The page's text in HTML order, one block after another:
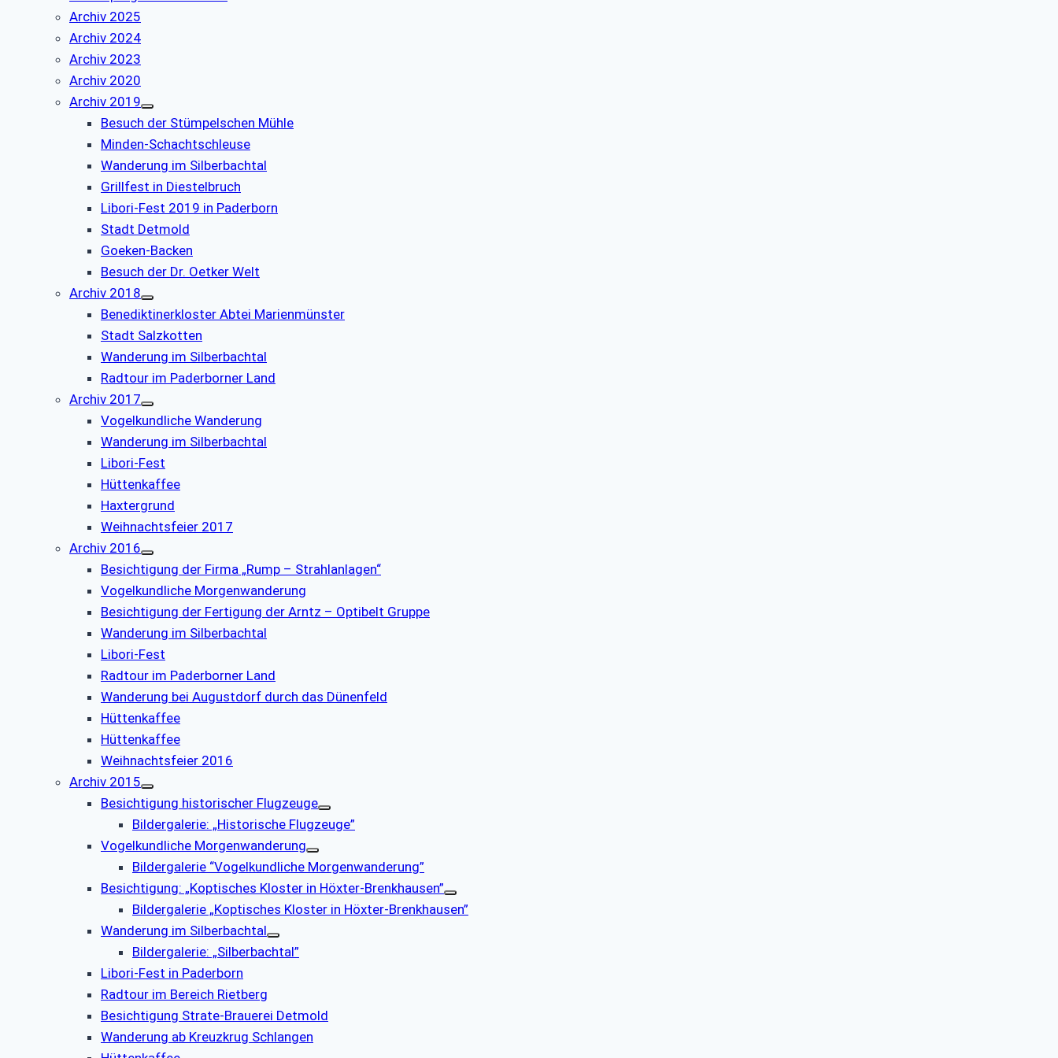
Archiv 2025
Archiv 2024
Archiv 2023
Archiv 2020
Archiv 2019
Besuch der Stümpelschen Mühle
Minden-Schachtschleuse
Wanderung im Silberbachtal
Grillfest in Diestelbruch
Libori-Fest 2019 in Paderborn
Stadt Detmold
Goeken-Backen
Besuch der Dr. Oetker Welt
Archiv 2018
Benediktinerkloster Abtei Marienmünster
Stadt Salzkotten
Wanderung im Silberbachtal
Radtour im Paderborner Land
Archiv 2017
Vogelkundliche Wanderung
Wanderung im Silberbachtal
Libori-Fest
Hüttenkaffee
Haxtergrund
Weihnachtsfeier 2017
Archiv 2016
Besichtigung der Firma „Rump – Strahlanlagen“
Vogelkundliche Morgenwanderung
Besichtigung der Fertigung der Arntz – Optibelt Gruppe
Wanderung im Silberbachtal
Libori-Fest
Radtour im Paderborner Land
Wanderung bei Augustdorf durch das Dünenfeld
Hüttenkaffee
Hüttenkaffee
Weihnachtsfeier 2016
Archiv 2015
Besichtigung historischer Flugzeuge
Bildergalerie: „Historische Flugzeuge”
Vogelkundliche Morgenwanderung
Bildergalerie “Vogelkundliche Morgenwanderung”
Besichtigung: „Koptisches Kloster in Höxter-Brenkhausen”
Bildergalerie „Koptisches Kloster in Höxter-Brenkhausen”
Wanderung im Silberbachtal
Bildergalerie: „Silberbachtal”
Libori-Fest in Paderborn
Radtour im Bereich Rietberg
Besichtigung Strate-Brauerei Detmold
Wanderung ab Kreuzkrug Schlangen